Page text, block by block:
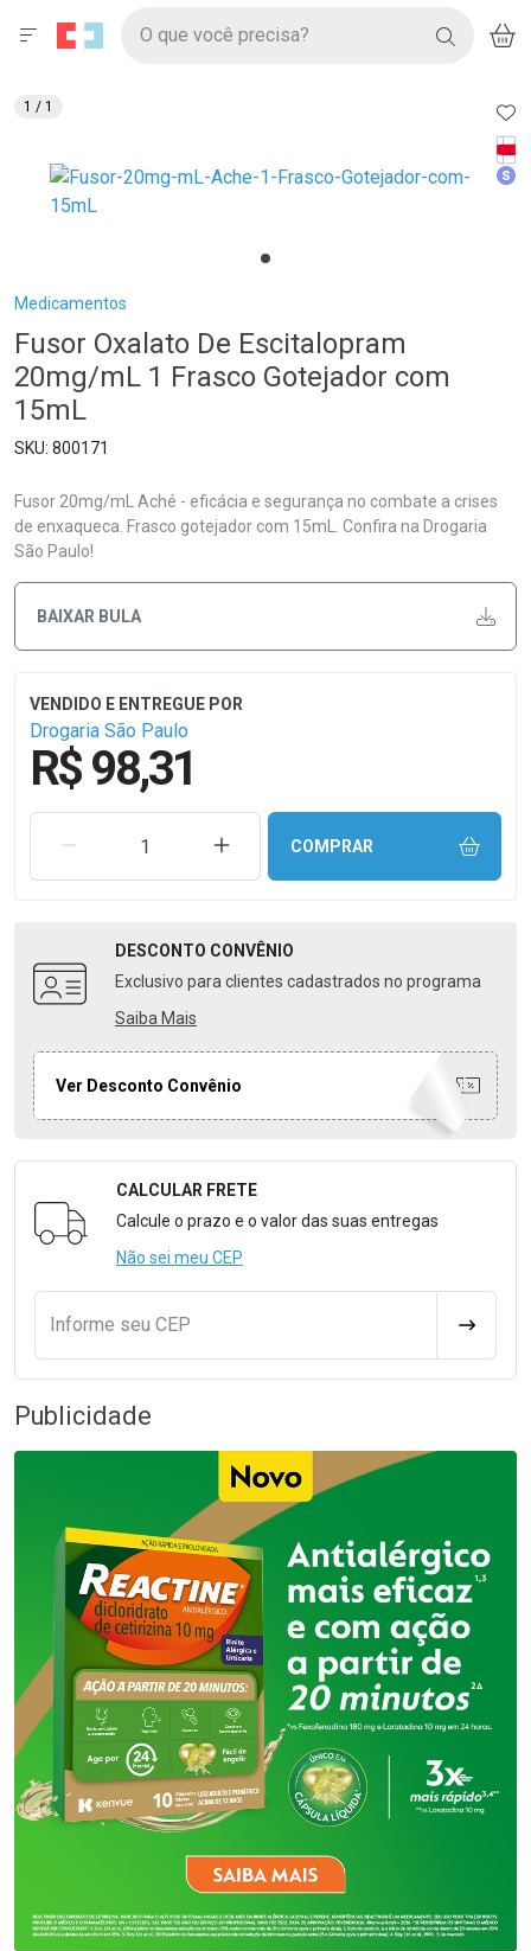
Drogaria São Paulo
Ir direto para a home
pela página
Ir direto para o conteúdo
Ir direto para a conta
Ir direto para a notificações
Ir direto para o carrinho
Ir direto para o menu
O que você precisa? BUSCAR
Menu
Breadcrumb
Medicamentos
Fusor Oxalato De Escitalopram
20mg/mL 1 Frasco Gotejador com
15mL
800171
Fusor 20mg/mL Aché - eficácia e segurança no combate a crises
de enxaqueca. Frasco gotejador com 15mL. Confira na Drogaria
São Paulo!
BAIXAR BULA
Drogaria São Paulo
R$ 98,31
REMOVER UMA UNIDADEAUMENTAR UMA UNIDADE
COMPRAR
DESCONTO CONVÊNIO
Exclusivo para clientes cadastrados no programa
Saiba Mais
Ver Desconto Convênio
Formulário para Calcular o Frete
CALCULAR FRETE
Calcule o prazo e o valor das suas entregas
Não sei meu CEP
Informe seu CEP
1 / 1
Publicidade